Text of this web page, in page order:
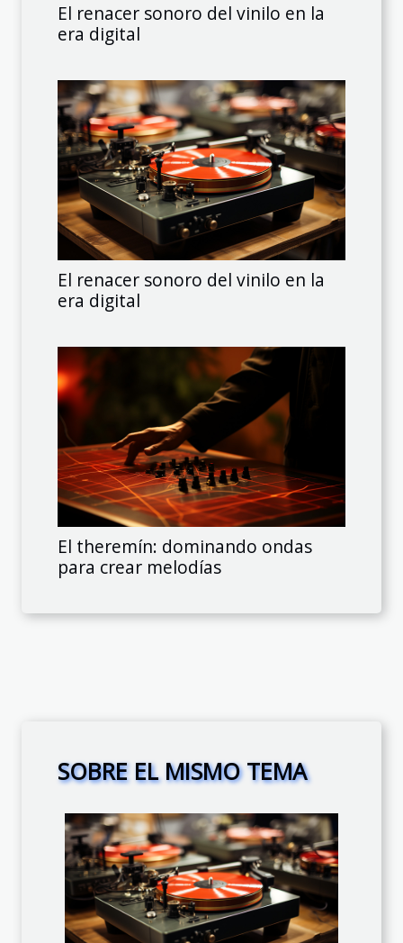
El renacer sonoro del vinilo en la
era digital
El renacer sonoro del vinilo en la
era digital
El theremín: dominando ondas
para crear melodías
SOBRE EL MISMO TEMA